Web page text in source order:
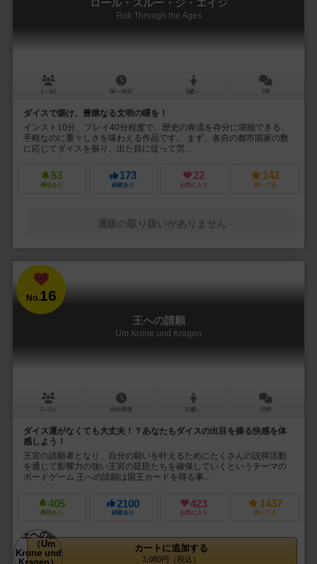
ロール・スルー・ジ・エイジ
Roll Through the Ages
1～4人 30～45分 8歳～ 7件
ダイスで築け、豊穣なる文明の曙を！
インスト10分、プレイ40分程度で、歴史の奔流を存分に堪能できる、
手軽なのに重々しさを味わえる作品です。 まず、各自の都市国家の数
に応じてダイスを振り、出た目に従って労...
53
興味あり
173
経験あり
22
お気に入り
142
持ってる
通販の取り扱いがありません
No.16
王への請願
Um Krone und Kragen
2～5人 45分前後 10歳～ 33件
ダイス運がなくても大丈夫！？あなたもダイスの出目を操る快感を体
感しよう！
王宮の請願者となり、自分の願いを叶えるためにたくさんの説得活動
を通じて影響力の強い王宮の廷臣たちを確保していくというテーマの
ボードゲーム 王への請願は国王カードを得る事...
405
興味あり
2100
経験あり
423
お気に入り
1437
持ってる
カートに追加する
3,080円（税込）